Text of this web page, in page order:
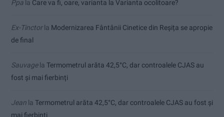
Ppa la Care va fi, oare, varianta la Varianta ocolitoare?
Ex-Tinctorla Modernizarea Fântânii Cinetice din Reșița se apropie
de final
Sauvagela Termometrul arăta 42,5°C, dar controalele CJAS au
fost și mai fierbinți
Jean la Termometrul arăta 42,5°C, dar controalele CJAS au fost și
mai fierbinți